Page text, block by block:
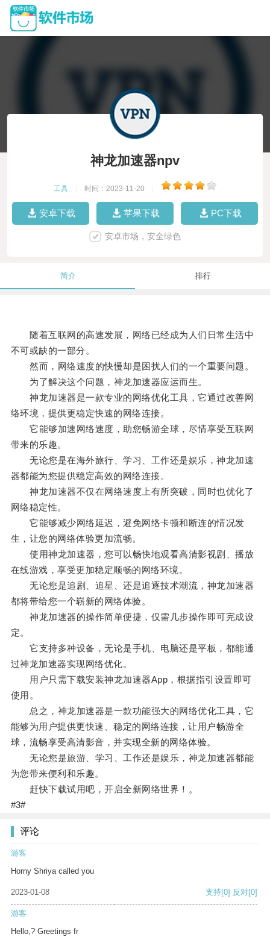
神龙加速器npv
工具 时间：2023-11-20
安卓下载 苹果下载 PC下载
安卓市场，安全绿色
简介 排行
随着互联网的高速发展，网络已经成为人们日常生活中
不可或缺的一部分。
然而，网络速度的快慢却是困扰人们的一个重要问题。
为了解决这个问题，神龙加速器应运而生。
神龙加速器是一款专业的网络优化工具，它通过改善网
络环境，提供更稳定快速的网络连接。
它能够加速网络速度，助您畅游全球，尽情享受互联网
带来的乐趣。
无论您是在海外旅行、学习、工作还是娱乐，神龙加速
器都能为您提供稳定高效的网络连接。
神龙加速器不仅在网络速度上有所突破，同时也优化了
网络稳定性。
它能够减少网络延迟，避免网络卡顿和断连的情况发
生，让您的网络体验更加流畅。
使用神龙加速器，您可以畅快地观看高清影视剧、播放
在线游戏，享受更加稳定顺畅的网络环境。
无论您是追剧、追星、还是追逐技术潮流，神龙加速器
都将带给您一个崭新的网络体验。
神龙加速器的操作简单便捷，仅需几步操作即可完成设
定。
它支持多种设备，无论是手机、电脑还是平板，都能通
过神龙加速器实现网络优化。
用户只需下载安装神龙加速器App，根据指引设置即可
使用。
总之，神龙加速器是一款功能强大的网络优化工具，它
能够为用户提供更快速、稳定的网络连接，让用户畅游全
球，流畅享受高清影音，并实现全新的网络体验。
无论您是旅游、学习、工作还是娱乐，神龙加速器都能
为您带来便利和乐趣。
赶快下载试用吧，开启全新网络世界！。
#3#
评论
游客
Horny Shriya called you
2023-01-08 支持[0] 反对[0]
游客
Hello,? Greetings fr